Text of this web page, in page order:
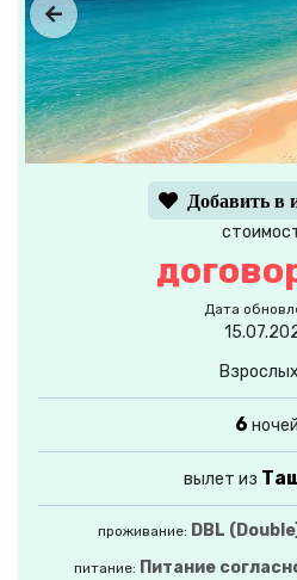
Добавить в
Дата
6 ночей
вылет из
проживание: DBL
питание: Питание